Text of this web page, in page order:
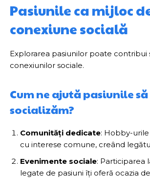
Pasiunile ca mijloc
conexiune socială
Explorarea pasiunilor poate contribui
conexiunilor sociale.
Cum ne ajută pasiunile să
socializăm?
Comunități dedicate: Hobby-
cu interese comune, creând
Evenimente sociale: Participarea
legate de pasiuni îți oferă ocazia